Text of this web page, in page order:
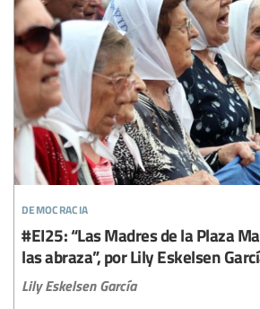
democracia
#EI25: “Las Madres de la Plaza
las abraza”, por Lily Eskelsen
Lily Eskelsen García